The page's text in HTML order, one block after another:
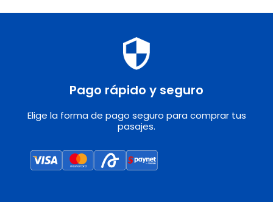
Pago rápido y seguro
Elige la forma de pago seguro para comprar tus
pasajes.